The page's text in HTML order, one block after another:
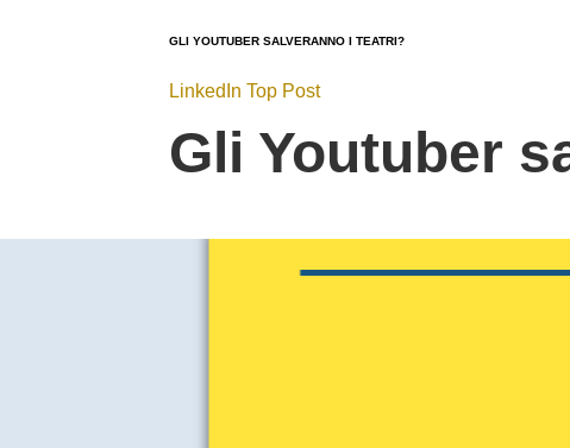
GLI YOUTUBER SALVERANNO I TEATRI?
LinkedIn Top Post
Gli Youtuber